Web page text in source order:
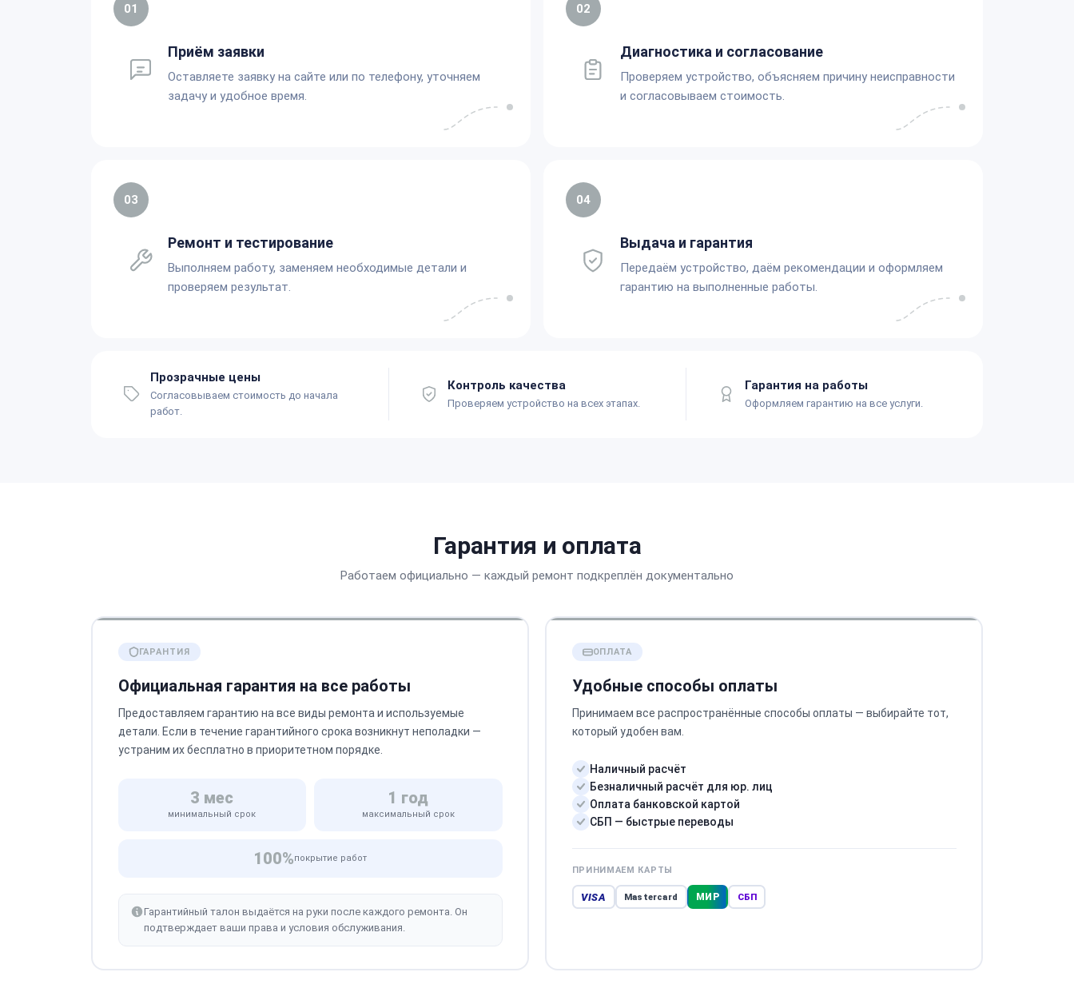
01
Приём заявки
Оставляете заявку на сайте или по телефону, уточняем
задачу и удобное время.
02
Диагностика и согласование
Проверяем устройство, объясняем причину неисправности
и согласовываем стоимость.
03
Ремонт и тестирование
Выполняем работу, заменяем необходимые детали и
проверяем результат.
04
Выдача и гарантия
Передаём устройство, даём рекомендации и оформляем
гарантию на выполненные работы.
Прозрачные цены
Согласовываем стоимость до начала
работ.
Контроль качества
Проверяем устройство на всех этапах.
Гарантия на работы
Оформляем гарантию на все услуги.
Гарантия и оплата
Работаем официально — каждый ремонт подкреплён документально
ГАРАНТИЯ
Официальная гарантия на все работы
Предоставляем гарантию на все виды ремонта и используемые
детали. Если в течение гарантийного срока возникнут неполадки —
устраним их бесплатно в приоритетном порядке.
3 мес
минимальный срок
1 год
максимальный срок
100%покрытие работ
Гарантийный талон выдаётся на руки после каждого ремонта. Он
подтверждает ваши права и условия обслуживания.
ОПЛАТА
Удобные способы оплаты
Принимаем все распространённые способы оплаты — выбирайте тот,
который удобен вам.
Наличный расчёт
Безналичный расчёт для юр. лиц
Оплата банковской картой
СБП — быстрые переводы
ПРИНИМАЕМ КАРТЫ
VISA Mastercard МИР СБП